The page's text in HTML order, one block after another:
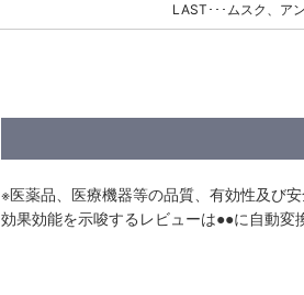
LAST･･･ムスク、ア
※医薬品、医療機器等の品質、有効性及び
効果効能を示唆するレビューは●●に自動変